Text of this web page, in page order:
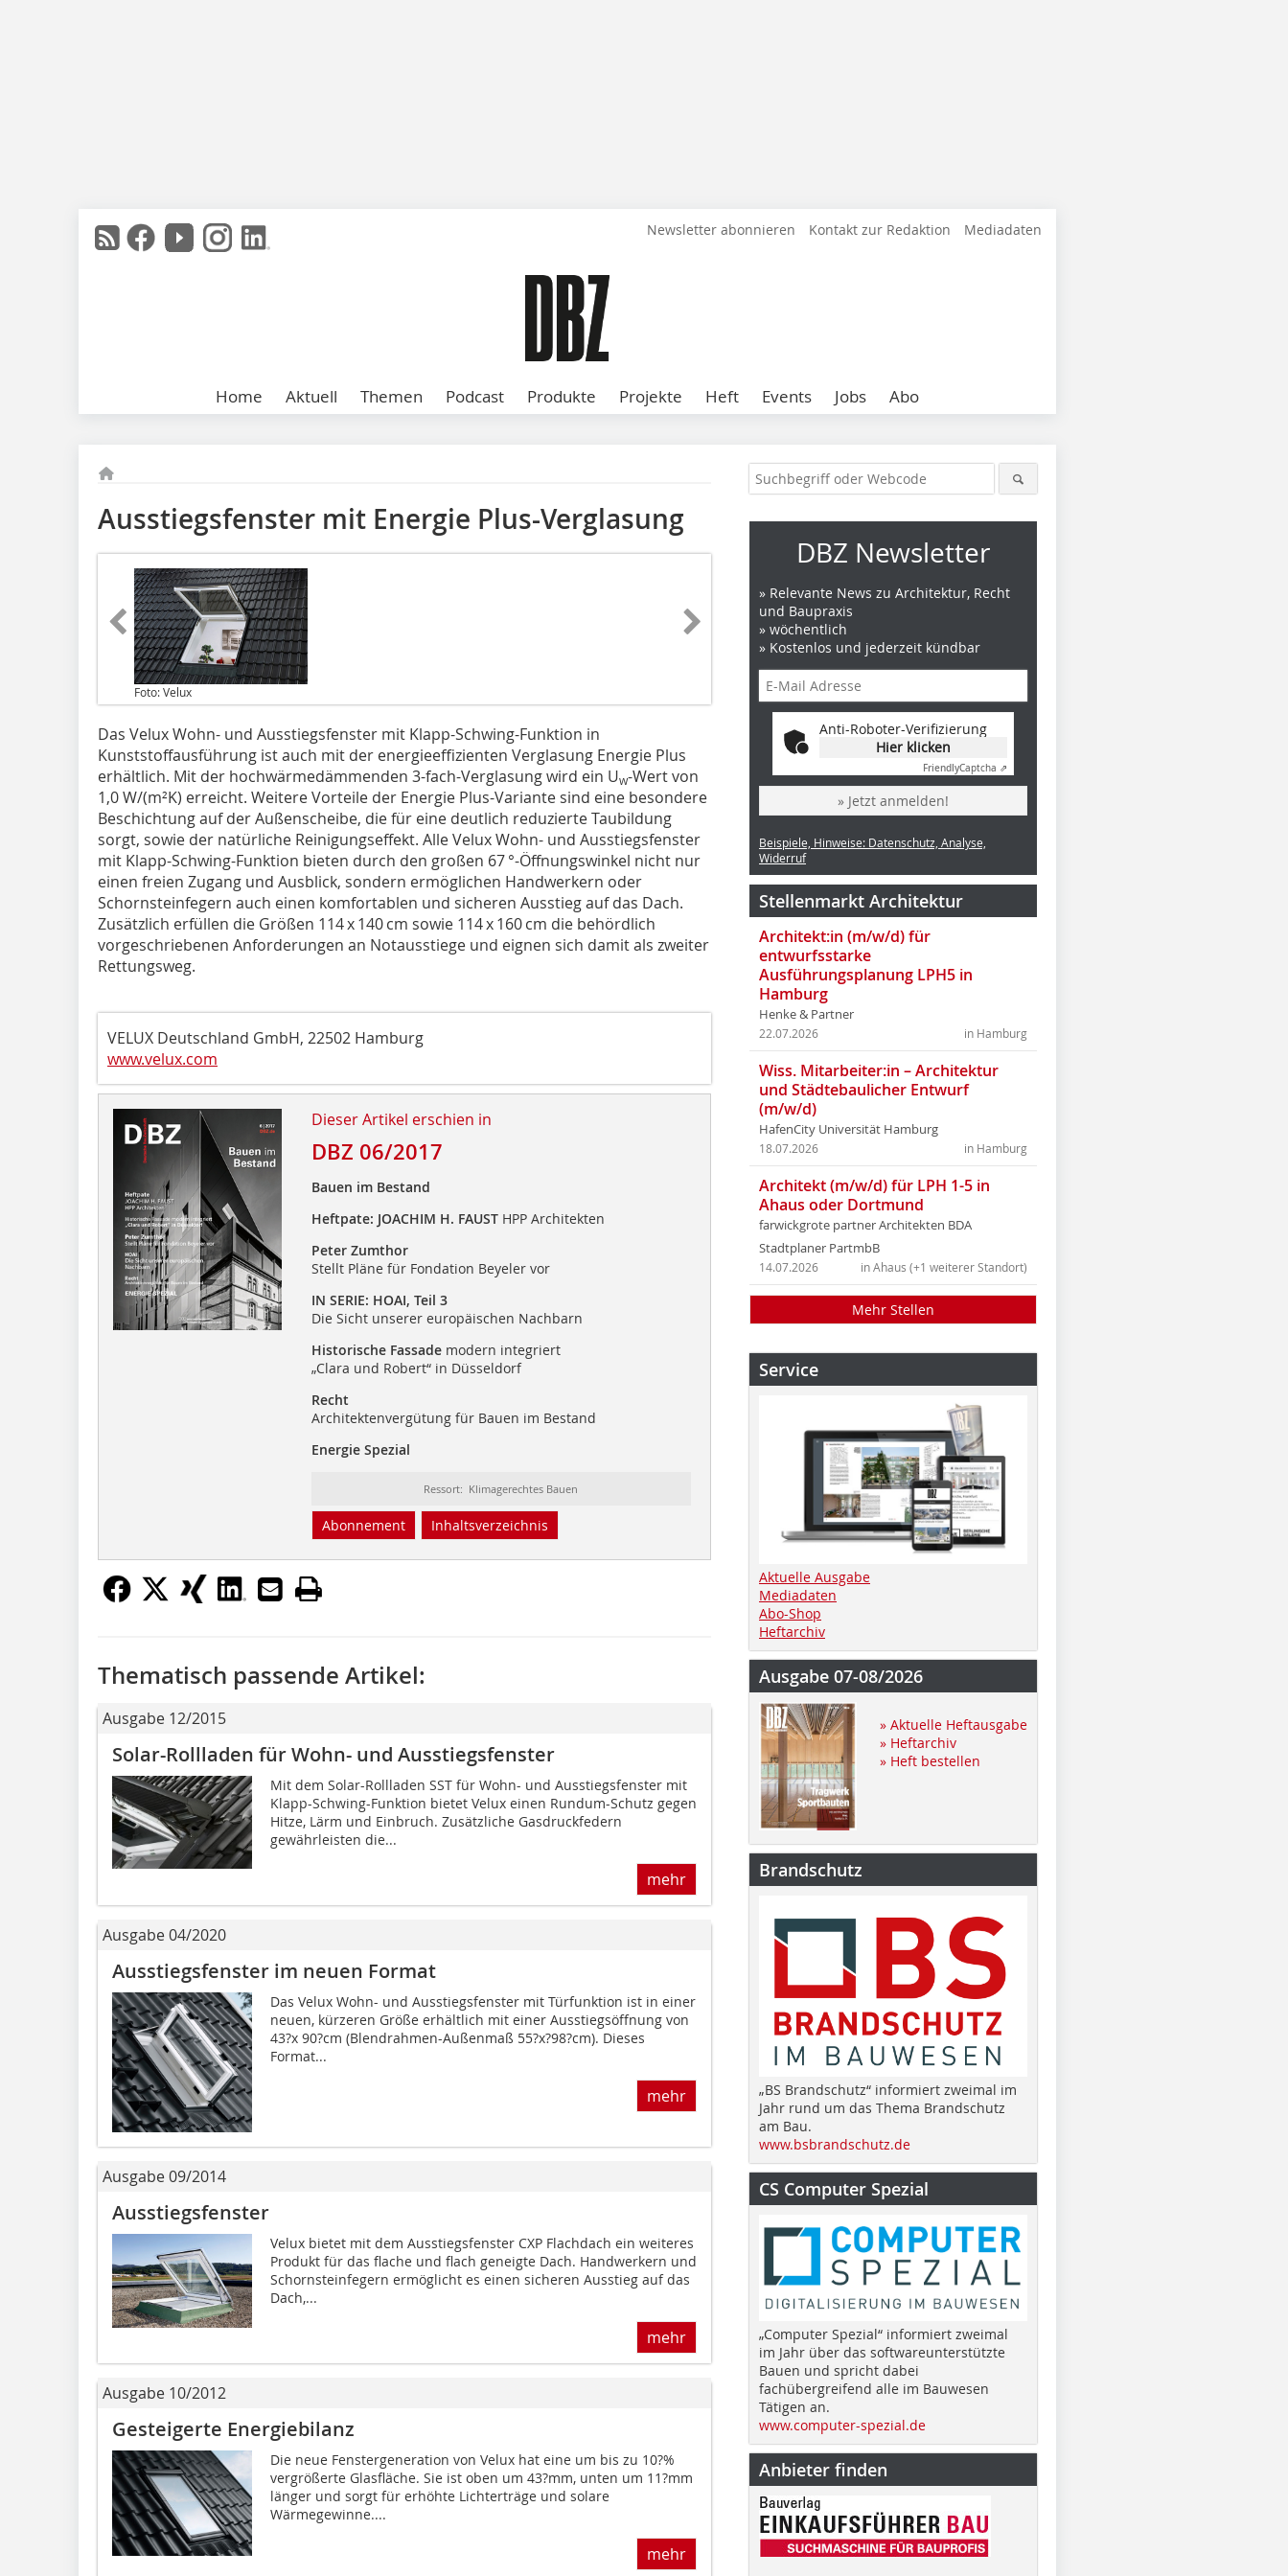
Newsletter abonnieren Kontakt zur Redaktion Mediadaten
Home Aktuell Themen Podcast Produkte Projekte Heft Events Jobs Abo
Ausstiegsfenster mit Energie Plus-Verglasung
Foto: Velux
Das Velux Wohn- und Ausstiegsfenster mit Klapp-Schwing-Funktion in
Kunststoffausführung ist auch mit der energieeffizienten Verglasung Energie Plus
erhältlich. Mit der hochwärmedämmenden 3-fach-Verglasung wird ein Uw-Wert von
1,0 W/(m²K) erreicht. Weitere Vorteile der Energie Plus-Variante sind eine besondere
Beschichtung auf der Außenscheibe, die für eine deutlich reduzierte Taubildung
sorgt, sowie der natürliche Reinigungseffekt. Alle Velux Wohn- und Ausstiegsfenster
mit Klapp-Schwing-Funktion bieten durch den großen 67 °-Öffnungswinkel nicht nur
einen freien Zugang und Ausblick, sondern ermöglichen Handwerkern oder
Schornsteinfegern auch einen komfortablen und sicheren Ausstieg auf das Dach.
Zusätzlich erfüllen die Größen 114 x 140 cm sowie 114 x 160 cm die behördlich
vorgeschriebenen Anforderungen an Notausstiege und eignen sich damit als zweiter
Rettungsweg.
VELUX Deutschland GmbH, 22502 Hamburg
www.velux.com
Dieser Artikel erschien in
DBZ 06/2017
Bauen im Bestand
Heftpate: JOACHIM H. FAUST HPP Architekten
Peter Zumthor
Stellt Pläne für Fondation Beyeler vor
IN SERIE: HOAI, Teil 3
Die Sicht unserer europäischen Nachbarn
Historische Fassademodern integriert
„Clara und Robert“ in Düsseldorf
Recht
Architektenvergütung für Bauen im Bestand
Energie Spezial
Ressort: Klimagerechtes Bauen
Abonnement Inhaltsverzeichnis
Thematisch passende Artikel:
Ausgabe 12/2015
Solar-Rollladen für Wohn- und Ausstiegsfenster
Mit dem Solar-Rollladen SST für Wohn- und Ausstiegsfenster mit
Klapp-Schwing-Funktion bietet Velux einen Rundum-Schutz gegen
Hitze, Lärm und Einbruch. Zusätzliche Gasdruckfedern
gewährleisten die...
mehr
Ausgabe 04/2020
Ausstiegsfenster im neuen Format
Das Velux Wohn- und Ausstiegsfenster mit Türfunktion ist in einer
neuen, kürzeren Größe erhältlich mit einer Ausstiegsöffnung von
43?x 90?cm (Blendrahmen-Außenmaß 55?x?98?cm). Dieses
Format...
mehr
Ausgabe 09/2014
Ausstiegsfenster
Velux bietet mit dem Ausstiegsfenster CXP Flachdach ein weiteres
Produkt für das flache und flach geneigte Dach. Handwerkern und
Schornsteinfegern ermöglicht es einen sicheren Ausstieg auf das
Dach,...
mehr
Ausgabe 10/2012
Gesteigerte Energiebilanz
Die neue Fenstergeneration von Velux hat eine um bis zu 10?%
vergrößerte Glasfläche. Sie ist oben um 43?mm, unten um 11?mm
länger und sorgt für erhöhte Lichterträge und solare
Wärmegewinne....
mehr
DBZ Newsletter
» Relevante News zu Architektur, Recht
und Baupraxis
» wöchentlich
» Kostenlos und jederzeit kündbar
Anti-Roboter-Verifizierung
Hier klicken
FriendlyCaptcha ⇗
» Jetzt anmelden!
Beispiele, Hinweise: Datenschutz, Analyse,
Widerruf
Stellenmarkt Architektur
Architekt:in (m/w/d) für
entwurfsstarke
Ausführungsplanung LPH5 in
Hamburg
Henke & Partner
in Hamburg
22.07.2026
Wiss. Mitarbeiter:in – Architektur
und Städtebaulicher Entwurf
(m/w/d)
HafenCity Universität Hamburg
in Hamburg
18.07.2026
Architekt (m/w/d) für LPH 1-5 in
Ahaus oder Dortmund
farwickgrote partner Architekten BDA
Stadtplaner PartmbB
in Ahaus (+1 weiterer Standort)
14.07.2026
Mehr Stellen
Service
Aktuelle Ausgabe
Mediadaten
Abo-Shop
Heftarchiv
Ausgabe 07-08/2026
» Aktuelle Heftausgabe
» Heftarchiv
» Heft bestellen
Brandschutz
„BS Brandschutz“ informiert zweimal im
Jahr rund um das Thema Brandschutz
am Bau.
www.bsbrandschutz.de
CS Computer Spezial
„Computer Spezial“ informiert zweimal
im Jahr über das softwareunterstützte
Bauen und spricht dabei
fachübergreifend alle im Bauwesen
Tätigen an.
www.computer-spezial.de
Anbieter finden